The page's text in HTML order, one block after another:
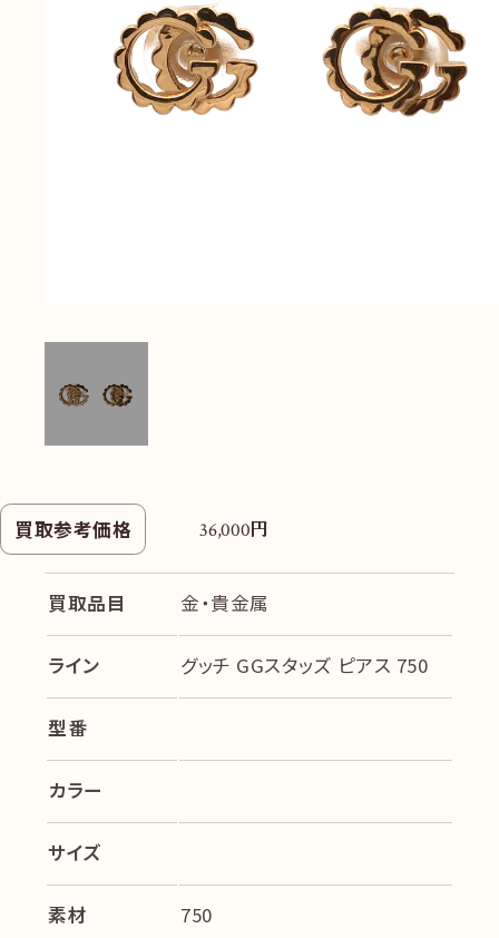
今すぐ無料査定
総合受付 10:00-19:00 （年中無休）/通話料無料
買取参考価格 36,000円
買取品目 金・貴金属
ライン グッチ GGスタッズ ピアス 750
型番
カラー
サイズ
素材 750